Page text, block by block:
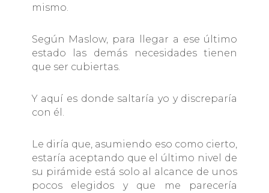
mismo.
Según Maslow, para llegar a ese último
estado las demás necesidades tienen
que ser cubiertas.
Y aquí es donde saltaría yo y discreparía
con él.
Le diría que, asumiendo eso como cierto,
estaría aceptando que el último nivel de
su pirámide está solo al alcance de unos
pocos elegidos y que me parecería